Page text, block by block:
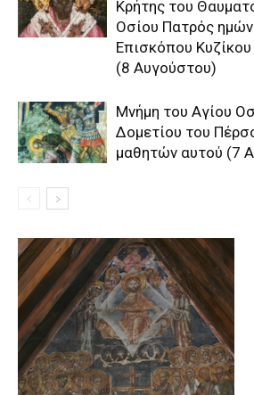
Kρήτης του
Oσίου Πατρός ημών
Eπισκόπου
(8 Αυγούστου)
Μνήμη του Aγίου
Δομετίου του
μαθητών αυτού (7